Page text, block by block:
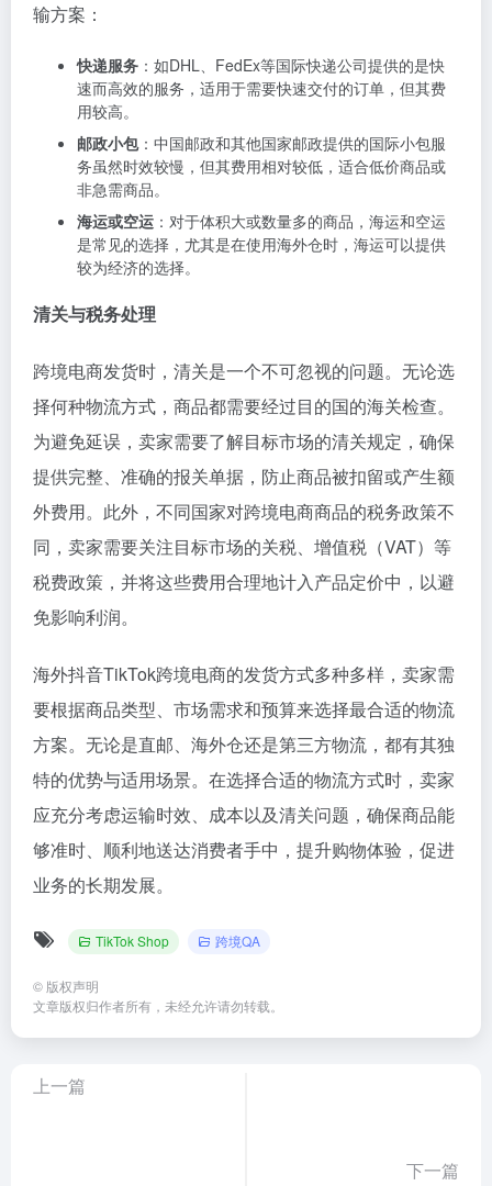
输方案：
快递服务 ：如DHL、FedEx等国际快递公司提供的是快
速而高效的服务，适用于需要快速交付的订单，但其费
用较高。
邮政小包：中国邮政和其他国家邮政提供的国际小包服
务虽然时效较慢，但其费用相对较低，适合低价商品或
非急需商品。
海运或空运 ：对于体积大或数量多的商品，海运和空运
是常见的选择，尤其是在使用海外仓时，海运可以提供
较为经济的选择。
清关与税务处理
跨境电商发货时，清关是一个不可忽视的问题。无论选
择何种物流方式，商品都需要经过目的国的海关检查。
为避免延误，卖家需要了解目标市场的清关规定，确保
提供完整、准确的报关单据，防止商品被扣留或产生额
外费用。此外，不同国家对跨境电商商品的税务政策不
同，卖家需要关注目标市场的关税、增值税（VAT）等
税费政策，并将这些费用合理地计入产品定价中，以避
免影响利润。
海外抖音TikTok跨境电商的发货方式多种多样，卖家需
要根据商品类型、市场需求和预算来选择最合适的物流
方案。无论是直邮、海外仓还是第三方物流，都有其独
特的优势与适用场景。在选择合适的物流方式时，卖家
应充分考虑运输时效、成本以及清关问题，确保商品能
够准时、顺利地送达消费者手中，提升购物体验，促进
业务的长期发展。
TikTok Shop 跨境QA
© 版权声明
文章版权归作者所有，未经允许请勿转载。
上一篇
下一篇